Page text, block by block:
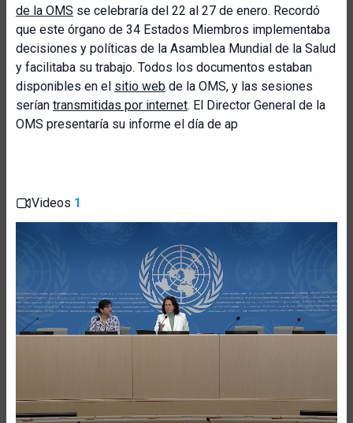
de la OMS se celebraría del 22 al 27 de enero. Recordó
que este órgano de 34 Estados Miembros implementaba
decisiones y políticas de la Asamblea Mundial de la Salud
y facilitaba su trabajo. Todos los documentos estaban
disponibles en el sitio web de la OMS, y las sesiones
serían transmitidas por internet. El Director General de la
OMS presentaría su informe el día de ap
Videos 1